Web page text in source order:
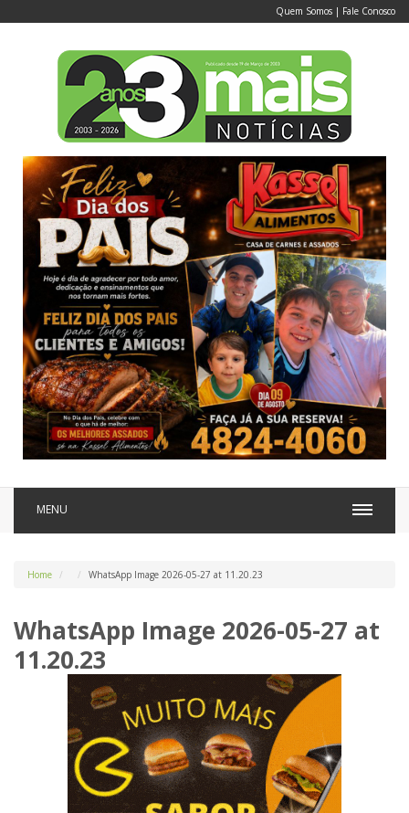
Quem Somos | Fale Conosco
MENU
Home WhatsApp Image 2026-05-27 at 11.20.23
WhatsApp Image 2026-05-27 at
11.20.23